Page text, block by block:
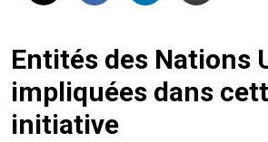
Entités des Nations
impliquées dans
initiative